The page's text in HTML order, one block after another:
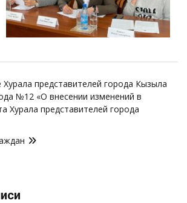
представителей города Кызыла
№12 «О внесении изменений в
Хурала представителей города